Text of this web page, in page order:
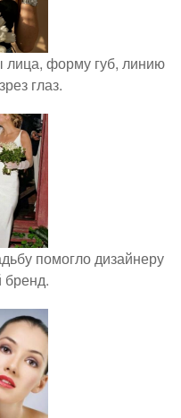
лица, форму губ, линию
глаз.
помогло дизайнеру
бренд.